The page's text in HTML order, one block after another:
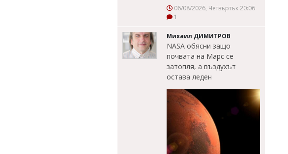
06/08/2026, Четвъртък 20:06
1
Михаил ДИМИТРОВ
NASA обясни защо
почвата на Марс се
затопля, а въздухът
остава леден